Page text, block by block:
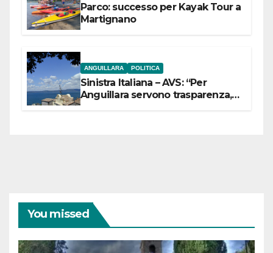
Parco: successo per Kayak Tour a
Martignano
ANGUILLARA POLITICA
Sinistra Italiana – AVS: “Per
Anguillara servono trasparenza,
You missed